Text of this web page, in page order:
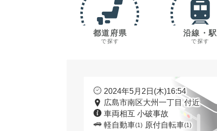
都道府県
で探す
沿線・駅
で探す
2024年5月2日(木)16:54
広島市南区大州一丁目 付近
車両相互 小破事故
軽自動車(1) 原付自転車(1)